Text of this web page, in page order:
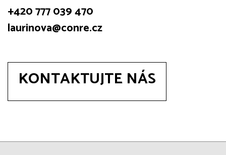
+420 777 039 470
laurinova@conre.cz
KONTAKTUJTE NÁS